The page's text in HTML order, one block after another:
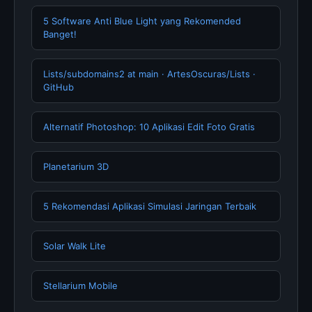
5 Software Anti Blue Light yang Rekomended
Banget!
Lists/subdomains2 at main · ArtesOscuras/Lists ·
GitHub
Alternatif Photoshop: 10 Aplikasi Edit Foto Gratis
Planetarium 3D
5 Rekomendasi Aplikasi Simulasi Jaringan Terbaik
Solar Walk Lite
‎Stellarium Mobile